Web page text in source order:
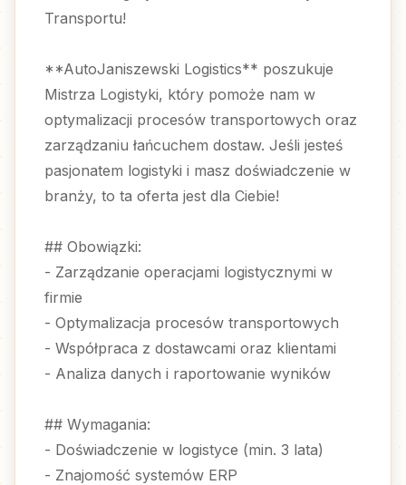
Transportu!
**AutoJaniszewski Logistics** poszukuje
Mistrza Logistyki, który pomoże nam w
optymalizacji procesów transportowych oraz
zarządzaniu łańcuchem dostaw. Jeśli jesteś
pasjonatem logistyki i masz doświadczenie w
branży, to ta oferta jest dla Ciebie!
## Obowiązki:
- Zarządzanie operacjami logistycznymi w
firmie
- Optymalizacja procesów transportowych
- Współpraca z dostawcami oraz klientami
- Analiza danych i raportowanie wyników
## Wymagania:
- Doświadczenie w logistyce (min. 3 lata)
- Znajomość systemów ERP